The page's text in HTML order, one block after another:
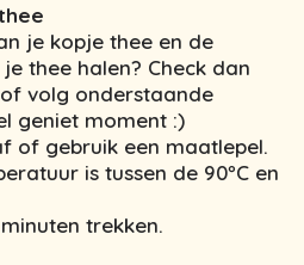
je kopje thee en de
thee halen? Check dan
volg onderstaande
geniet moment :)
of gebruik een maatlepel.
is tussen de 90ºC en
trekken.